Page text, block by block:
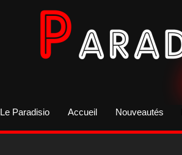
Le Paradisio Accueil Nouveautés